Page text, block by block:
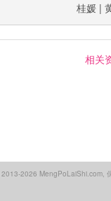
桂媛 |
相关
2013-2026 MengPoLaiShi.com,